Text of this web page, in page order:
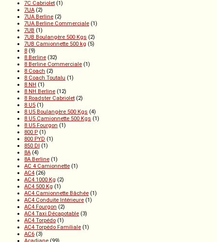
7C Cabriolet (1)
7UA (2)
7UA Berline (2)
7UA Berline Commerciale (1)
7UB (1)
7UB Boulangère 500 Kgs (2)
7UB Camionnette 500 kg (5)
8 (9)
8 Berline (32)
8 Berline Commerciale (1)
8 Coach (2)
8 Coach Toutalu (1)
8 NH (1)
8 NH Berline (12)
8 Roadster Cabriolet (2)
8 U5 (1)
8 U5 Boulangère 500 Kgs (4)
8 U5 Camionnette 500 Kgs (1)
8 U5 Fourgon (1)
800 P (1)
800 PYD (1)
850 DI (1)
8A (4)
8A Berline (1)
AC 4 Camionnette (1)
AC4 (26)
AC4 1000 Kg (2)
AC4 500 Kg (1)
AC4 Camionnette Bâchée (1)
AC4 Conduite Intérieure (1)
AC4 Fourgon (2)
AC4 Taxi Décapotable (3)
AC4 Torpédo (1)
AC4 Torpédo Familiale (1)
AC6 (3)
Acadiane (99)